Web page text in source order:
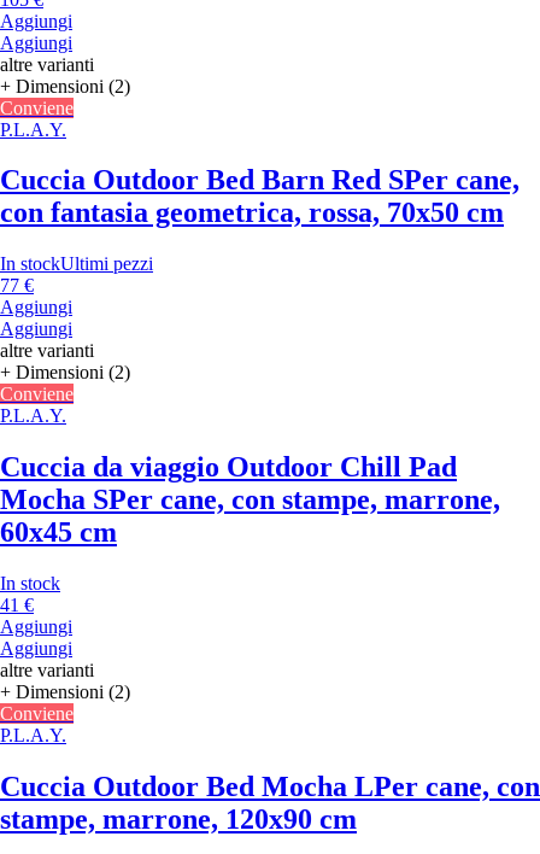
Aggiungi
Aggiungi
altre varianti
+ Dimensioni (2)
Conviene
P.L.A.Y.
Cuccia Outdoor Bed Barn Red SPer cane,
con fantasia geometrica, rossa, 70x50 cm
In stockUltimi pezzi
77 €
Aggiungi
Aggiungi
altre varianti
+ Dimensioni (2)
Conviene
P.L.A.Y.
Cuccia da viaggio Outdoor Chill Pad
Mocha SPer cane, con stampe, marrone,
60x45 cm
In stock
41 €
Aggiungi
Aggiungi
altre varianti
+ Dimensioni (2)
Conviene
P.L.A.Y.
Cuccia Outdoor Bed Mocha LPer cane, con
stampe, marrone, 120x90 cm